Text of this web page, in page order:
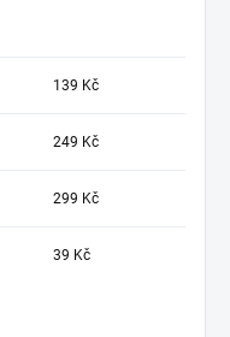
139 Kč
249 Kč
299 Kč
39 Kč